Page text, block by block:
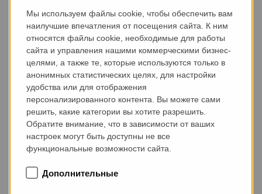
Почему клиенты по всему миру
доверяют MAX-truder:
Более 450 заводов ЖБИ по всему миру
Лидер в области технологий сборного
железобетона с 1954 года
Проектирование, поставка и ввод в эксплуатацию
заводов из одних рук
отношения
Мы используем файлы cookie, чтобы обеспечить вам
наилучшие впечатления от посещения сайта. К ним
относятся файлы cookie, необходимые для работы
сайта и управления нашими коммерческими бизнес-
целями, а также те, которые используются только в
анонимных статистических целях, для настройки
удобства или для отображения
персонализированного контента. Вы можете сами
решить, какие категории вы хотите разрешить.
Обратите внимание, что в зависимости от ваших
настроек могут быть доступны не все
функциональные возможности сайта.
Дополнительные